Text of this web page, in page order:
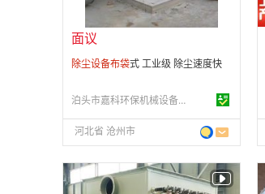
面议
除尘设备布袋式 工业级 除尘速度快
泊头市嘉科环保机械设备有限公司
河北省 沧州市